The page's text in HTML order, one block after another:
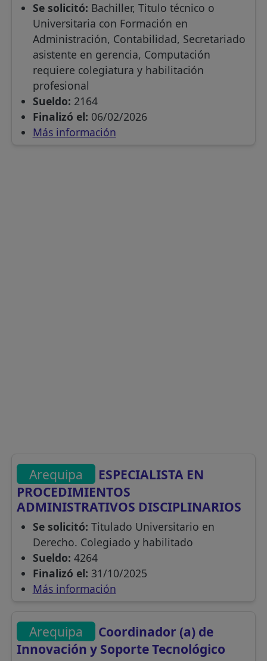
Se solicitó: Bachiller, Titulo técnico o
Universitaria con Formación en
Administración, Contabilidad, Secretariado
asistente en gerencia, Computación
requiere colegiatura y habilitación
profesional
Sueldo: 2164
Finalizó el: 06/02/2026
Más información
Arequipa
ESPECIALISTA EN
PROCEDIMIENTOS
ADMINISTRATIVOS DISCIPLINARIOS
Se solicitó: Titulado Universitario en
Derecho. Colegiado y habilitado
Sueldo: 4264
Finalizó el: 31/10/2025
Más información
Arequipa
Coordinador (a) de
Innovación y Soporte Tecnológico